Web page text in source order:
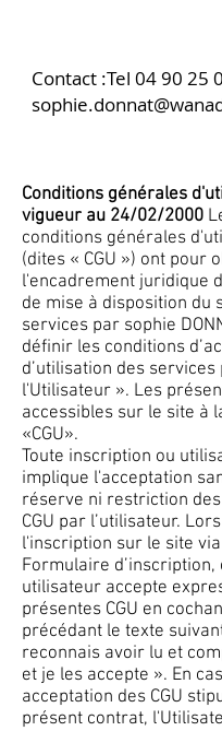
Contact :Tel 04 90 25
Conditions générales
vigueur au 24/02/2000
conditions générales
(dites « CGU ») ont pour
l'encadrement juridique
de mise à disposition du
services par sophie
définir les conditions
d’utilisation des services
l'Utilisateur ». Les
accessibles sur le site à
«CGU».
Toute inscription ou
implique l'acceptation
réserve ni restriction
CGU par l’utilisateur.
l'inscription sur le site
Formulaire d’inscription,
utilisateur accepte
présentes CGU en
précédant le texte
reconnais avoir lu et
et je les accepte ». En
acceptation des CGU
présent contrat,